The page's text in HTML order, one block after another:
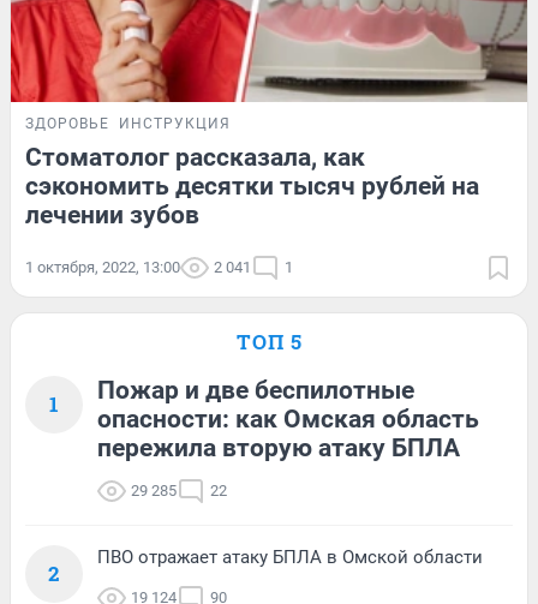
ЗДОРОВЬЕ ИНСТРУКЦИЯ
Стоматолог рассказала, как
сэкономить десятки тысяч рублей на
лечении зубов
1 октября, 2022, 13:00 2 041 1
ТОП 5
1
Пожар и две беспилотные
опасности: как Омская область
пережила вторую атаку БПЛА
29 285 22
2
ПВО отражает атаку БПЛА в Омской области
19 124 90